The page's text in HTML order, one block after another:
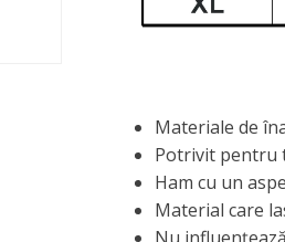
Materiale de
Potrivit pentru
Ham cu un
Material care